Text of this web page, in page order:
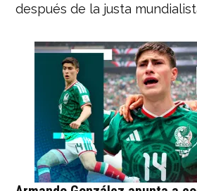
después de la justa